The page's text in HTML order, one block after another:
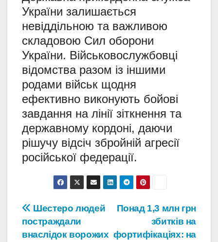
України залишається
невіддільною та важливою
складовою Сил оборони
України. Військовослужбовці
відомства разом із іншими
родами військ щодня
ефективно виконують бойові
завдання на лінії зіткнення та
державному кордоні, даючи
рішучу відсіч збройній агресії
російської федерації.
Навігація
записів
Понад 1,3 млн грн
збитків на
фортифікаціях: на
Шестеро людей
постраждали
внаслідок ворожих